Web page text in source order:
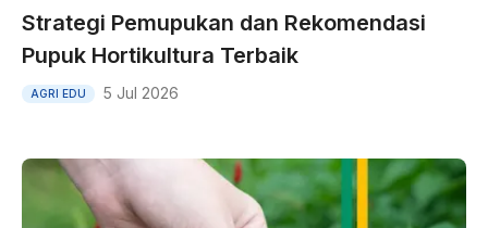
Strategi Pemupukan dan Rekomendasi
Pupuk Hortikultura Terbaik
AGRI EDU 5 Jul 2026